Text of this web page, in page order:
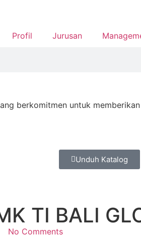
Profil Jurusan
berkomitmen untuk
Unduh Katalog
TI BALI
No Comments